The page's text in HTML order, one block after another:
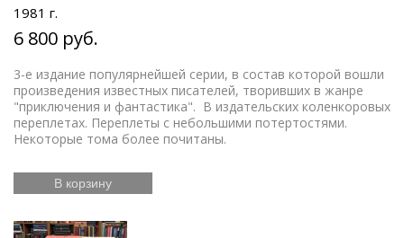
1981 г.
6 800 руб.
3-е издание популярнейшей серии, в состав которой вошли
произведения известных писателей, творивших в жанре
"приключения и фантастика". В издательских коленкоровых
переплетах. Переплеты с небольшими потертостями.
Некоторые тома более почитаны.
В корзину